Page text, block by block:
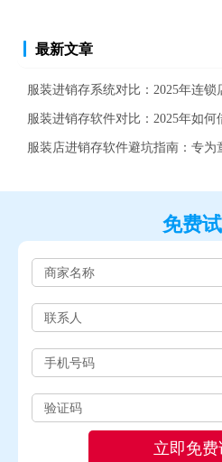
最新文章
服装进销存系统对比：2025年连锁
服装进销存软件对比：2025年如何
服装店进销存软件避坑指南：专为
免费